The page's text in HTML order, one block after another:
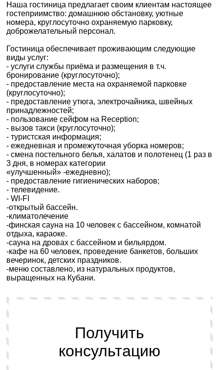
Наша гостиница предлагает своим клиентам настоящее
гостеприимство: домашнюю обстановку, уютные
номера, круглосуточно охраняемую парковку,
доброжелательный персонал.
Гостиница обеспечивает проживающим следующие
виды услуг:
- услуги службы приёма и размещения в т.ч.
бронирование (круглосуточно);
- предоставление места на охраняемой парковке
(круглосуточно);
- предоставление утюга, электрочайника, швейных
принадлежностей;
- пользование сейфом на Reception;
- вызов такси (круглосуточно);
- туристская информация;
- ежедневная и промежуточная уборка номеров;
- смена постельного белья, халатов и полотенец (1 раз в
3 дня, в номерах категории
«улучшенный» -ежедневно);
- предоставление гигиенических наборов;
- телевидение.
- WI-FI
-открытый бассейн.
-климатолечение
-финская сауна на 10 человек с бассейном, комнатой
отдыха, караоке.
-сауна на дровах с бассейном и бильярдом.
-кафе на 60 человек, проведение банкетов, больших
вечеринок, детских праздников.
-меню составлено, из натуральных продуктов,
выращенных на Кубани.
Получить
консультацию